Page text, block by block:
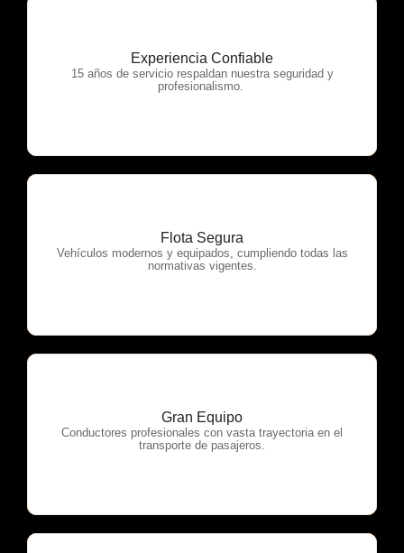
Experiencia Confiable
15 años de servicio respaldan nuestra seguridad y
profesionalismo.
OTP Servicios
Flota Segura
Vehículos modernos y equipados, cumpliendo todas las
normativas vigentes.
OTP Servicios
Gran Equipo
Conductores profesionales con vasta trayectoria en el
transporte de pasajeros.
OTP Servicios